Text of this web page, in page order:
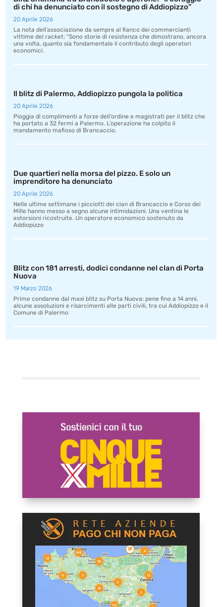
di chi ha denunciato con il sostegno di Addiopizzo”
20 Aprile 2026
La nota dell’associazione da sempre al fianco dei commercianti
vittime del racket: “Sono storie di resistenza che dimostrano, ancora
una volta, quanto sia fondamentale il contributo degli operatori
economici.
Il blitz di Palermo, Addiopizzo pungola la politica
20 Aprile 2026
Pioggia di complimenti a forze dell’ordine e magistrati per il blitz che
ha portato a 32 fermi a Palermo. L’operazione ha colpito il
mandamento mafioso di Brancaccio.
Due quartieri nella morsa del pizzo. E solo un
imprenditore ha denunciato
20 Aprile 2026
Nelle ultime settimane i picciotti dei clan di Brancaccio e Corso dei
Mille hanno messo a segno alcune intimidazioni. Una ventina le
estorsioni ricostruite. Un operatore economico sostenuto da
Addiopizzo
Blitz con 181 arresti, dodici condanne nel clan di Porta
Nuova
19 Marzo 2026
Prime condanne dal maxi blitz su Porta Nuova: pene fino a 14 anni,
alcune assoluzioni e risarcimenti alle parti civili, tra cui Addiopizzo e il
Comune di Palermo